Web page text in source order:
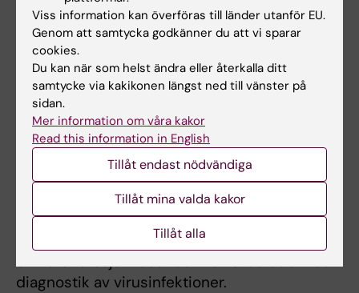
Förutom sina vetenskapliga insatser inklusive
hennes uppskattade roll i Nobelförsamlingen
och Nobelkommittén hade Anna Karlsson ett
stort antal centrala uppdrag vid Karolinska
Institutet. Hon var under många år akademisk
ledamot i Konsistoriet och under de senaste
åren bland annat ordförande i
Docenturnämnden samt ordförande i centrala
Curriculumkommittén för den nya
läkarutbildningen. Parallellt fortsatte hon sitt
arbete som läkare vid Karolinska
diagnostik av virusinfektioner.
Viss information kan överföras till länder utanför EU.
Genom att samtycka godkänner du att vi sparar
cookies.
Du kan när som helst ändra eller återkalla ditt
samtycke via kakikonen längst ned till vänster på
sidan.
Mer information om våra kakor
Read this information in English
Tillåt endast nödvändiga
Tillåt mina valda kakor
Tillåt alla